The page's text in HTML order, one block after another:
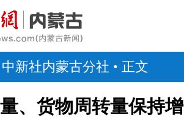
中新社内蒙古分社 • 正文
、货物周转量保持